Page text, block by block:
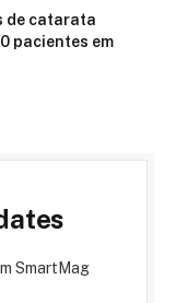
de catarata
pacientes em
SmartMag